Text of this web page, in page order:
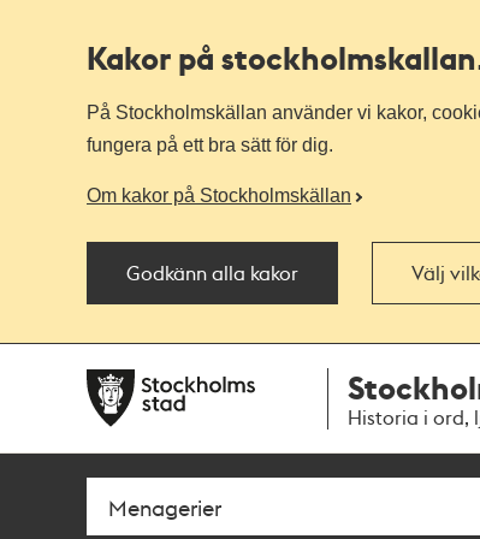
Kakor på stockholmskallan
På Stockholmskällan använder vi kakor,
fungera på ett bra sätt för dig.
Om kakor på Stockholmskällan
Godkänn alla kakor Välj
navigationen
huvudinnehållet
Historia i ord,
Sök